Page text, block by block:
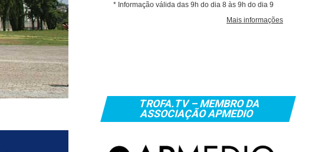
TROFA.TV – MEMBRO DA
ASSOCIAÇÃO APMEDIO